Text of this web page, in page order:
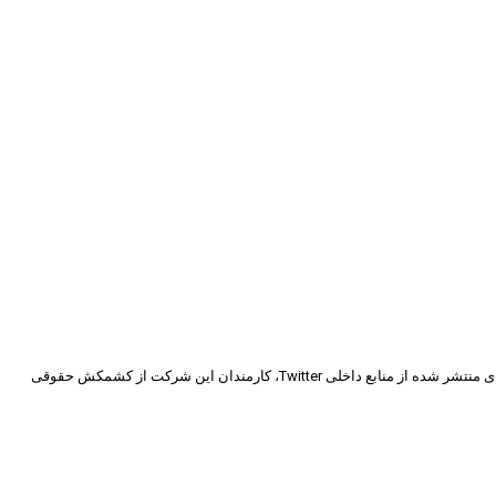
به نظر می‌رسد رفتار ایلان ماسک با توییتر و حواشی خرید این شرکت توسط او باعث شده تعداد زیادی از کارمندان توییتر از شغل خود کناره‌گیری کنند. بر اساس گزارش‌های منتشر شده از منابع داخلی Twitter، کارمندان این شرکت از کشمکش حقوقی